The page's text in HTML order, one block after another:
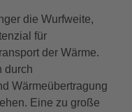
die Wurfweite,
für
der Wärme.
durch
Wärmeübertragung
Eine zu große